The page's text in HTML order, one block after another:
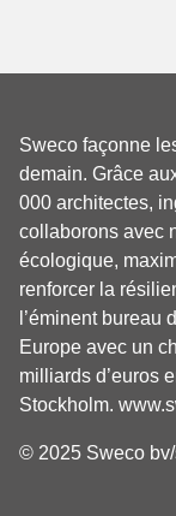
Sweco façonne
demain. Grâce
000 architectes,
collaborons avec
écologique,
renforcer la
l’éminent bureau
Europe avec un
milliards d’euros
Stockholm.
© 2025 Sweco bv/